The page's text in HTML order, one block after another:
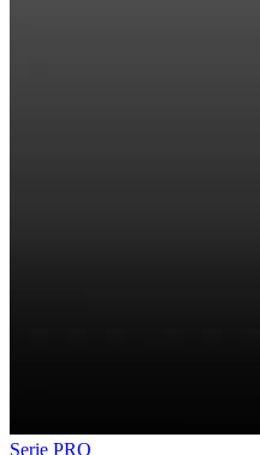
Serie PRO